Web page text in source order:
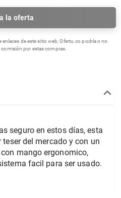
la oferta
enlaces de este sitio web, Ofertu.co podría o no
por estas compras.
seguro en estos días, esta
del mercado y con un
mango ergonomico,
facil para ser usado.